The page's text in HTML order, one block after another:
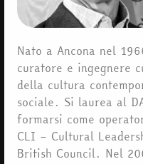
Nato a Ancona nel
curatore e ingegnere
della cultura
sociale. Si laurea al
formarsi come
CLI – Cultural
British Council. Nel